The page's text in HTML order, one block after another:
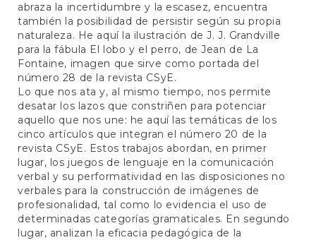
abraza la incertidumbre y la escasez, encuentra
también la posibilidad de persistir según su propia
naturaleza. He aquí la ilustración de J. J. Grandville
para la fábula El lobo y el perro, de Jean de La
Fontaine, imagen que sirve como portada del
número 28 de la revista CSyE.
Lo que nos ata y, al mismo tiempo, nos permite
desatar los lazos que constriñen para potenciar
aquello que nos une: he aquí las temáticas de los
cinco artículos que integran el número 20 de la
revista CSyE. Estos trabajos abordan, en primer
lugar, los juegos de lenguaje en la comunicación
verbal y su performatividad en las disposiciones no
verbales para la construcción de imágenes de
profesionalidad, tal como lo evidencia el uso de
determinadas categorías gramaticales. En segundo
lugar, analizan la eficacia pedagógica de la